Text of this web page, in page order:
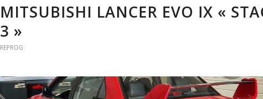
MITSUBISHI LANCER EVO IX «
3 »
REPROG